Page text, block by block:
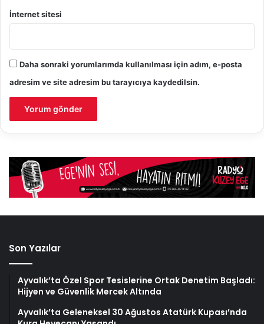
İnternet sitesi
Daha sonraki yorumlarımda kullanılması için adım, e-posta
adresim ve site adresim bu tarayıcıya kaydedilsin.
Son Yazılar
Ayvalık’ta Özel Spor Tesislerine Ortak Denetim Başladı:
Hijyen ve Güvenlik Mercek Altında
Ayvalık’ta Geleneksel 30 Ağustos Atatürk Kupası’nda